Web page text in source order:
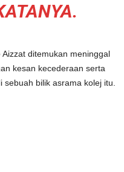
ditemukan meninggal
kesan kecederaan serta
bilik asrama kolej itu.